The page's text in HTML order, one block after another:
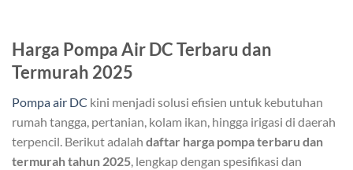
Harga Pompa Air DC Terbaru dan
Termurah 2025
Pompa air DC kini menjadi solusi efisien untuk kebutuhan
rumah tangga, pertanian, kolam ikan, hingga irigasi di daerah
terpencil. Berikut adalah daftar harga pompa terbaru dan
termurah tahun 2025, lengkap dengan spesifikasi dan